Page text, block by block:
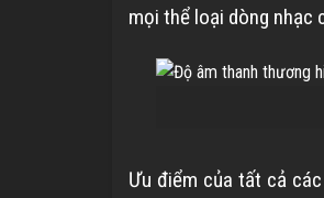
mọi thể loại dòng nhạc
Ưu điểm của tất cả